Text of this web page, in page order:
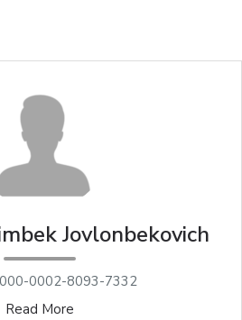
Jovlonbekovich
0002-8093-7332
Read More